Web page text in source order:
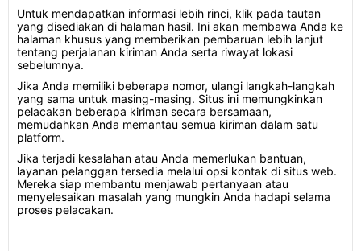
Untuk mendapatkan informasi lebih rinci, klik pada tautan
yang disediakan di halaman hasil. Ini akan membawa Anda ke
halaman khusus yang memberikan pembaruan lebih lanjut
tentang perjalanan kiriman Anda serta riwayat lokasi
sebelumnya.
Jika Anda memiliki beberapa nomor, ulangi langkah-langkah
yang sama untuk masing-masing. Situs ini memungkinkan
pelacakan beberapa kiriman secara bersamaan,
memudahkan Anda memantau semua kiriman dalam satu
platform.
Jika terjadi kesalahan atau Anda memerlukan bantuan,
layanan pelanggan tersedia melalui opsi kontak di situs web.
Mereka siap membantu menjawab pertanyaan atau
menyelesaikan masalah yang mungkin Anda hadapi selama
proses pelacakan.